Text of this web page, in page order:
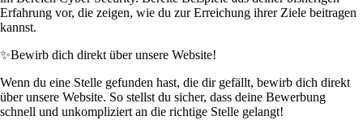
Erfahrung vor, die zeigen, wie du zur Erreichung ihrer Ziele beitragen
kannst.
✨Bewirb dich direkt über unsere Website!
Wenn du eine Stelle gefunden hast, die dir gefällt, bewirb dich direkt
über unsere Website. So stellst du sicher, dass deine Bewerbung
schnell und unkompliziert an die richtige Stelle gelangt!